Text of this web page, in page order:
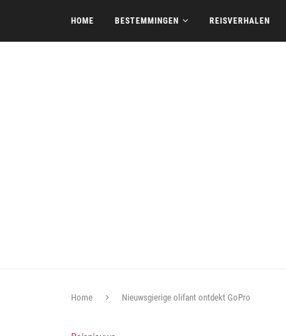
HOME BESTEMMINGEN REISVERHALEN
Home Nieuwsgierige olifant ontdekt GoPro